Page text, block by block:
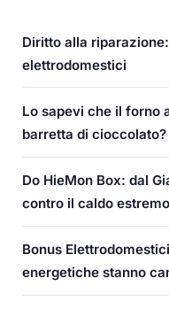
Diritto alla
elettrodomestici
Lo sapevi che il forno
barretta di cioccolato?
Do HieMon Box: dal
contro il caldo estremo
Bonus
energetiche stanno